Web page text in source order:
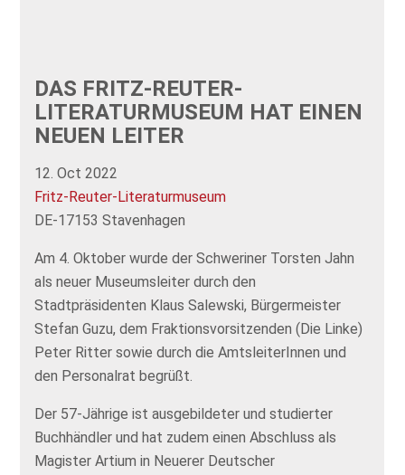
DAS FRITZ-REUTER-
LITERATURMUSEUM HAT EINEN
NEUEN LEITER
12. Oct 2022
Fritz-Reuter-Literaturmuseum
DE-17153 Stavenhagen
Am 4. Oktober wurde der Schweriner Torsten Jahn
als neuer Museumsleiter durch den
Stadtpräsidenten Klaus Salewski, Bürgermeister
Stefan Guzu, dem Fraktionsvorsitzenden (Die Linke)
Peter Ritter sowie durch die AmtsleiterInnen und
den Personalrat begrüßt.
Der 57-Jährige ist ausgebildeter und studierter
Buchhändler und hat zudem einen Abschluss als
Magister Artium in Neuerer Deutscher